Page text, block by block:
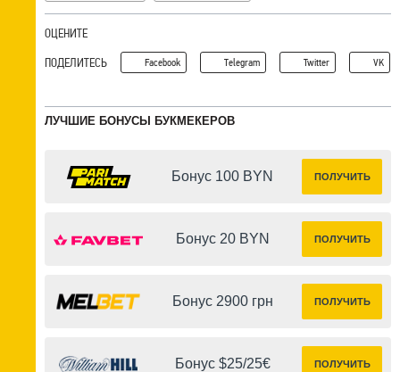
ОЦЕНИТЕ
ПОДЕЛИТЕСЬ Facebook Telegram Twitter VK
ЛУЧШИЕ БОНУСЫ БУКМЕКЕРОВ
Бонус 100 BYN ПОЛУЧИТЬ
Бонус 20 BYN ПОЛУЧИТЬ
Бонус 2900 грн ПОЛУЧИТЬ
Бонус $25/25€ ПОЛУЧИТЬ